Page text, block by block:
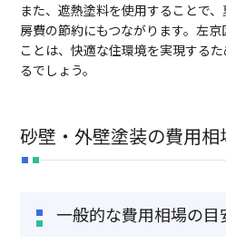
また、遮熱塗料を使用することで
房費の節約にもつながります。左
ことは、快適な住環境を実現する
るでしょう。
砂壁・外壁塗装の費用相
一般的な費用相場の目